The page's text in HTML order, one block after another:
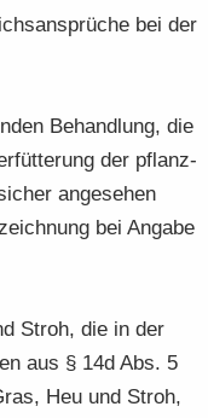
bei der
Be­hand­lung, die
der pflanz­
an­ge­se­hen
bei An­ga­be
Stroh, die in der
aus § 14d Abs. 5
Heu und Stroh,